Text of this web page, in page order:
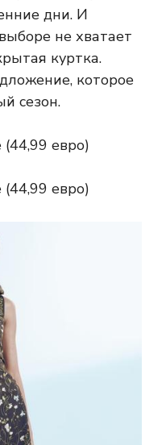
дни. И
не хватает
куртка.
которое
сезон.
евро)
евро)